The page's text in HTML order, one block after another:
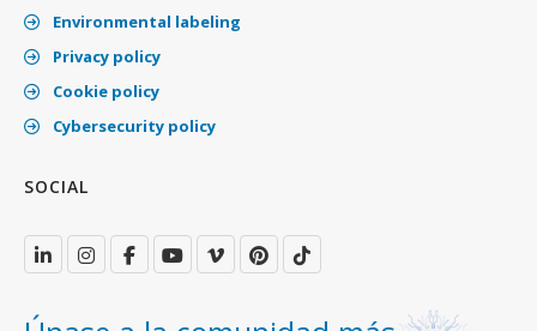
Environmental labeling
Privacy policy
Cookie policy
Cybersecurity policy
SOCIAL